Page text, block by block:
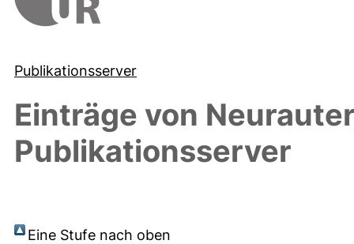
Publikationsserver
Einträge von
Publikationsserver
Eine Stufe nach oben